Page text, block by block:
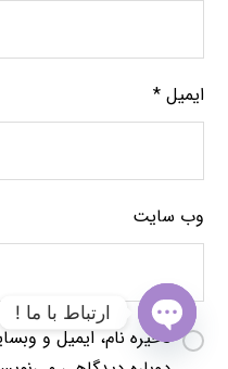
ایمیل*
وب‌ سایت
ذخیره نام، ایمیل و
ارتباط با ما !